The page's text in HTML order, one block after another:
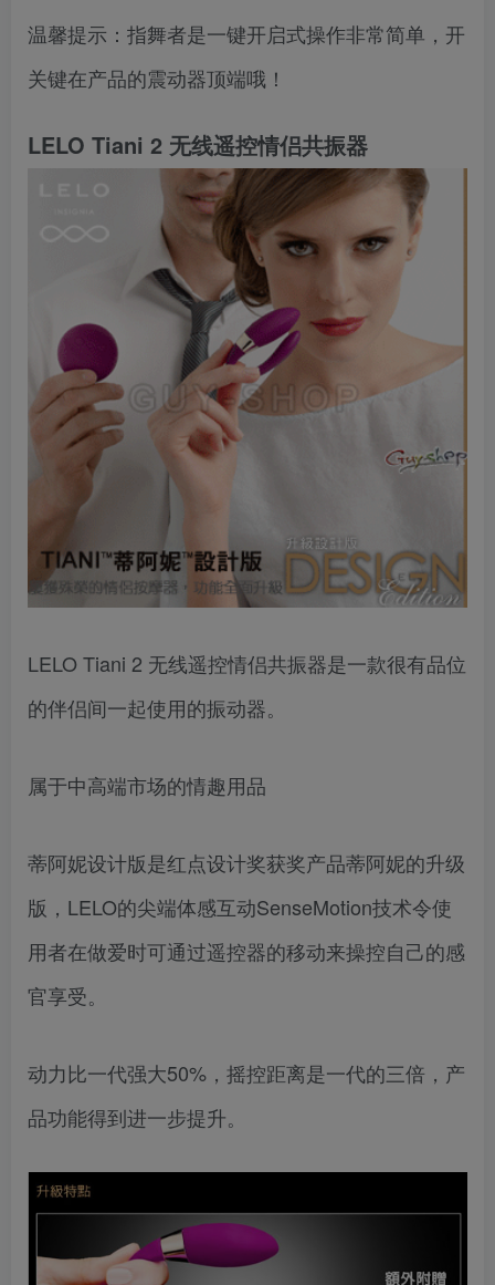
温馨提示：指舞者是一键开启式操作非常简单，开
关键在产品的震动器顶端哦！
LELO Tiani 2 无线遥控情侣共振器
LELO Tiani 2 无线遥控情侣共振器是一款很有品位
的伴侣间一起使用的振动器。
属于中高端市场的情趣用品
蒂阿妮设计版是红点设计奖获奖产品蒂阿妮的升级
版，LELO的尖端体感互动SenseMotion技术令使
用者在做爱时可通过遥控器的移动来操控自己的感
官享受。
动力比一代强大50%，摇控距离是一代的三倍，产
品功能得到进一步提升。